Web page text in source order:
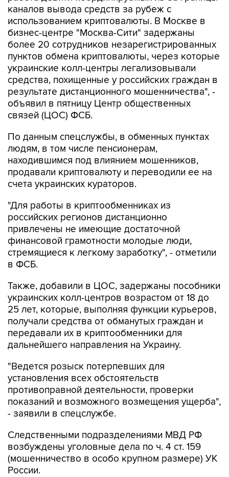
каналов вывода средств за рубеж с
использованием криптовалюты. В Москве в
бизнес-центре "Москва-Сити" задержаны
более 20 сотрудников незарегистрированных
пунктов обмена криптовалюты, через которые
украинские колл-центры легализовывали
средства, похищенные у российских граждан в
результате дистанционного мошенничества", -
объявил в пятницу Центр общественных
связей (ЦОС) ФСБ.
По данным спецслужбы, в обменных пунктах
людям, в том числе пенсионерам,
находившимся под влиянием мошенников,
продавали криптовалюту и переводили ее на
счета украинских кураторов.
"Для работы в криптообменниках из
российских регионов дистанционно
привлечены не имеющие достаточной
финансовой грамотности молодые люди,
стремящиеся к легкому заработку", - отметили
в ФСБ.
Также, добавили в ЦОС, задержаны пособники
украинских колл-центров возрастом от 18 до
25 лет, которые, выполняя функции курьеров,
получали средства от обманутых граждан и
передавали их в криптообменники для
дальнейшего направления на Украину.
"Ведется розыск потерпевших для
установления всех обстоятельств
противоправной деятельности, проверки
показаний и возможного возмещения ущерба",
- заявили в спецслужбе.
Следственными подразделениями МВД РФ
возбуждены уголовные дела по ч. 4 ст. 159
(мошенничество в особо крупном размере) УК
России.